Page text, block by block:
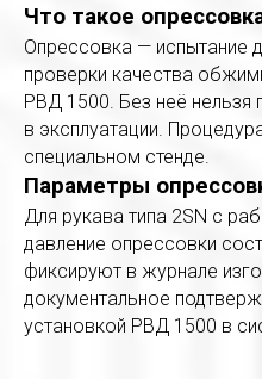
Что такое
Опрессовка — испытание
проверки качества
РВД 1500. Без неё нельзя
в эксплуатации.
специальном стенде.
Параметры
Для рукава типа 2SN с
давление опрессовки
фиксируют в журнале
документальное
установкой РВД 1500 в